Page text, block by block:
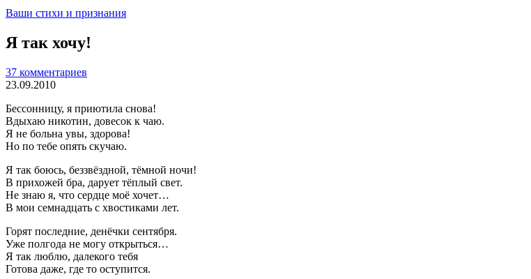
Ваши стихи и признания
Я так хочу!
37 комментариев
23.09.2010
Бессонницу, я приютила снова!
Вдыхаю никотин, довесок к чаю.
Я не больна увы, здорова!
Но по тебе опять скучаю.
Я так боюсь, беззвёздной, тёмной ночи!
В прихожей бра, дарует тёплый свет.
Не знаю я, что сердце моё хочет…
В мои семнадцать с хвостиками лет.
Горят последние, денёчки сентября.
Уже полгода не могу открыться…
Я так люблю, далекого тебя
Готова даже, где то оступится.